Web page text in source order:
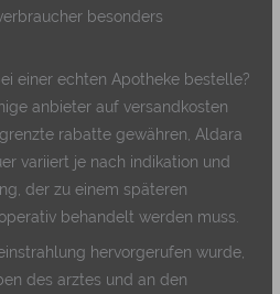
besonders
einer echten Apotheke bestelle?
anbieter auf versandkosten
rabatte gewähren, Aldara
variiert je nach indikation und
der zu einem späteren
behandelt werden muss.
hervorgerufen wurde,
des arztes und an den